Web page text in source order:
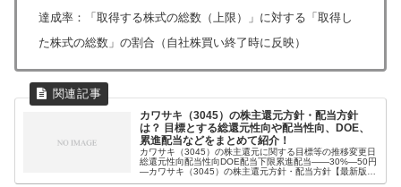
達成率：「取得する株式の総数（上限）」に対する「取得し
た株式の総数」の割合（自社株買い終了時に反映）
カワサキ（3045）の株主還元方針・配当方針
は？ 目標とする総還元性向や配当性向、DOE、
累進配当などをまとめて紹介！
カワサキ（3045）の株主還元に関する目標等の推移変更日
総還元性向配当性向DOE配当下限累進配当――30%―50円
―カワサキ（3045）の株主還元方針・配当方針【最新版】